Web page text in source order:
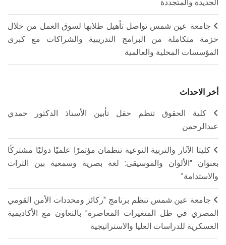
الجديدة والمتجددة
جامعة عين شمس تواصل تأهيل طلابها لسوق العمل من خلال
حزمة متكاملة من البرامج التدريبية والشراكات مع كبرى
المؤسسات المحلية والعالمية
أخر الاحداث
كلية الحقوق تنظم حفل تأبين الأستاذ الدكتور حمدي
عبدالرحمن
كليتا الآثار والتربية النوعية تنظمان مؤتمرًا علميًا دوليًا مشتركًا
بعنوان "الألوان والموسيقى: لغة بصرية وسمعية بين التراث
والاستدامة"
جامعة عين شمس تنظم برنامج "ركائز ومحددات الأمن القومي
المصري في ظل المتغيرات المعاصرة" بالتعاون مع الأكاديمية
العسكرية للدراسات العليا والاستراتيجية